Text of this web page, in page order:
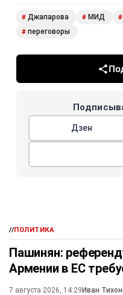
# Джапарова # МИД #
# переговоры
Дзен
//ПОЛИТИКА
Пашинян:
Армении в ЕС
7 августа 2026, 14:29 Иван